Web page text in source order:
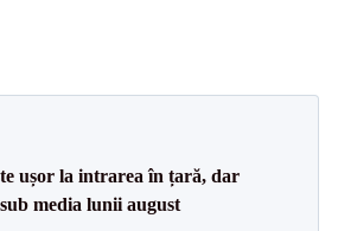
ușor la intrarea în țară, dar
media lunii august